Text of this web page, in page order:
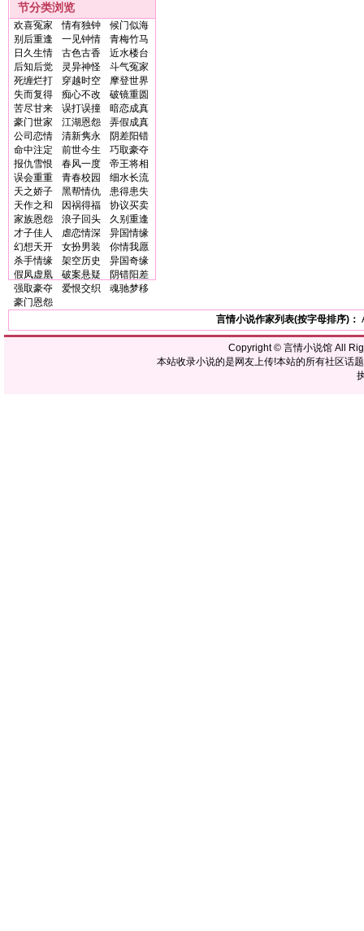
节分类浏览
欢喜冤家 情有独钟
候门似海
别后重逢
一见钟情
青梅竹马
日久生情
古色古香
近水楼台
后知后觉
灵异神怪
斗气冤家
死缠烂打
穿越时空
摩登世界
失而复得
痴心不改
破镜重圆
苦尽甘来
误打误撞
暗恋成真
豪门世家
江湖恩怨
弄假成真
公司恋情
清新隽永
阴差阳错
命中注定
前世今生
巧取豪夺
报仇雪恨
春风一度
帝王将相
误会重重
青春校园
细水长流
天之娇子
黑帮情仇
患得患失
天作之和
因祸得福
协议买卖
家族恩怨
浪子回头
久别重逢
才子佳人
虐恋情深
异国情缘
幻想天开
女扮男装
你情我愿
杀手情缘
架空历史
异国奇缘
假凤虚凰
破案悬疑
阴错阳差
强取豪夺
爱恨交织
魂驰梦移
豪门恩怨
言情小说作家列表(按字母排序)：
Copyright © 言情小说馆All
本站收录小说的是网友上传!本站的所有社区话